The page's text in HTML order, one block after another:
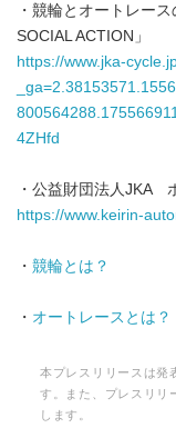
・競輪とオートレー
SOCIAL ACTION」
https://www.jka-
4ZHfd
・公益財団法人JKA
https://www.keirin-
・ 競輪とは？
・ オートレースとは？
本プレスリリースは発
す。また、プレスリリ
します。